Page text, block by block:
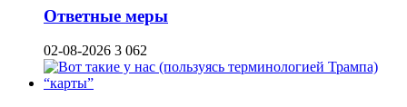
Ответные меры
02-08-2026 3 062